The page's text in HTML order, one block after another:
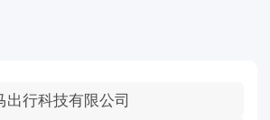
出行科技有限公司